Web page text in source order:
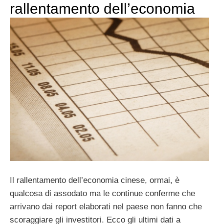
rallentamento dell’economia
Il rallentamento dell’economia cinese, ormai, è
qualcosa di assodato ma le continue conferme che
arrivano dai report elaborati nel paese non fanno che
scoraggiare gli investitori. Ecco gli ultimi dati a